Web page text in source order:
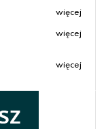
więcej
więcej
więcej